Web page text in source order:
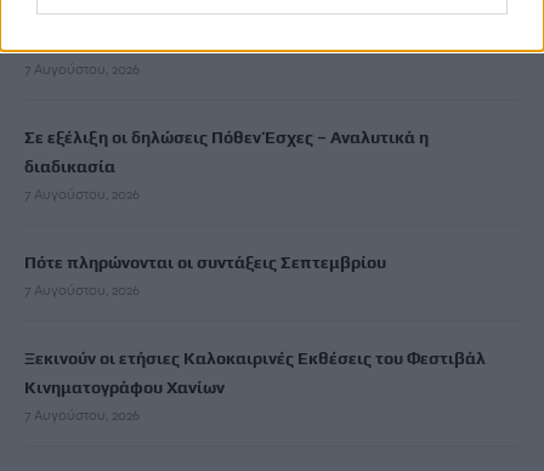
«Θεριακλήδες» οι Έλληνες – Πάνω από 1 στους 5 καπνίζει
7 Αυγούστου, 2026
Σε εξέλιξη οι δηλώσεις Πόθεν Έσχες – Αναλυτικά η
διαδικασία
7 Αυγούστου, 2026
Πότε πληρώνονται οι συντάξεις Σεπτεμβρίου
7 Αυγούστου, 2026
Ξεκινούν οι ετήσιες Καλοκαιρινές Εκθέσεις του Φεστιβάλ
Κινηματογράφου Χανίων
7 Αυγούστου, 2026